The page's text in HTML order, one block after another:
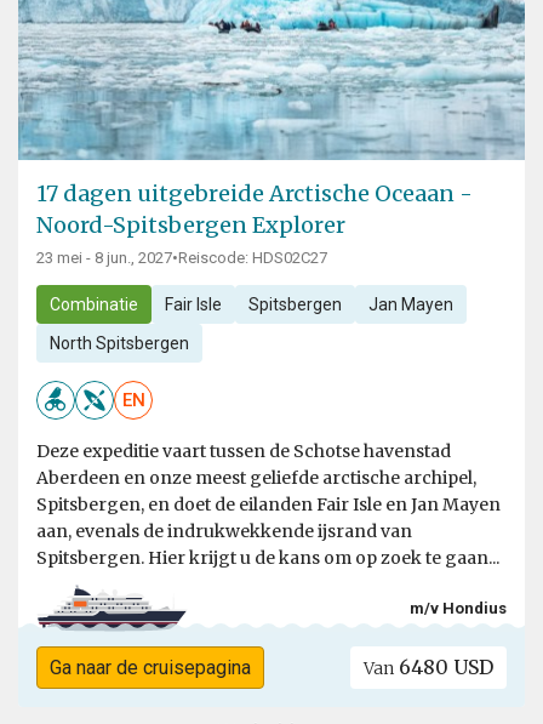
17 dagen uitgebreide Arctische Oceaan -
Noord-Spitsbergen Explorer
23 mei - 8 jun., 2027•Reiscode: HDS02C27
Combinatie Fair Isle Spitsbergen Jan Mayen
North Spitsbergen
EN
Deze expeditie vaart tussen de Schotse havenstad
Aberdeen en onze meest geliefde arctische archipel,
Spitsbergen, en doet de eilanden Fair Isle en Jan Mayen
aan, evenals de indrukwekkende ijsrand van
Spitsbergen. Hier krijgt u de kans om op zoek te gaan...
m/v Hondius
Ga naar de cruisepagina Van 6480 USD